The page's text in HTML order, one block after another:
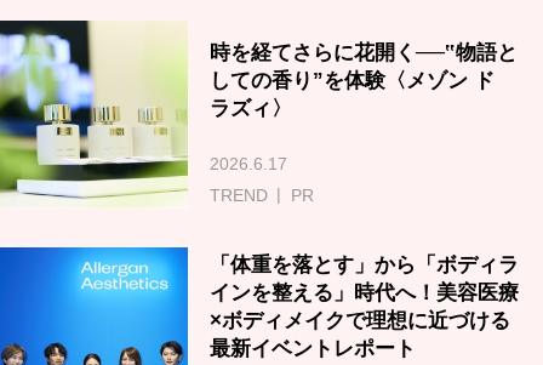
時を経てさらに花開く──‟物語と
しての香り”を体験〈メゾン ド
ラズィ〉
2026.6.17
TREND
PR
「体重を落とす」から「ボディラ
インを整える」時代へ！美容医療
×ボディメイクで理想に近づける
最新イベントレポート